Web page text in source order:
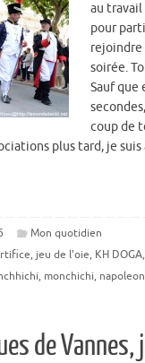
au
pour
rejoindre
soirée.
Sauf que
coup de
plus tard, je
Mon quotidien
, jeu de l'oie, KH DOGA,
, monchichi, napoleon
de